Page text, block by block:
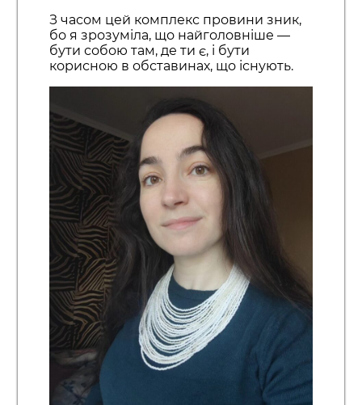
З часом цей комплекс провини зник,
бо я зрозуміла, що найголовніше —
бути собою там, де ти є, і бути
корисною в обставинах, що існують.